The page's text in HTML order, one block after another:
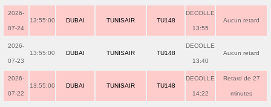
2026-
07-24
13:55:00 DUBAI TUNISAIR TU148
DECOLLE
13:55
Aucun retard
2026-
07-23
13:55:00 DUBAI TUNISAIR TU148
DECOLLE
13:40
Aucun retard
2026-
07-22
13:55:00 DUBAI TUNISAIR TU148
DECOLLE
14:22
Retard de 27
minutes